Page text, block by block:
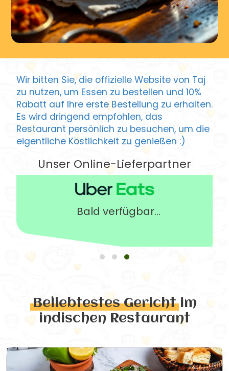
Wir bitten Sie, die offizielle Website von Taj
zu nutzen, um Essen zu bestellen und 10%
Rabatt auf Ihre erste Bestellung zu erhalten.
Es wird dringend empfohlen, das
Restaurant persönlich zu besuchen, um die
eigentliche Köstlichkeit zu genießen :)
Unser Online-Lieferpartner
Bald verfügbar...
Beliebtestes Gerichtim
indischen Restaurant